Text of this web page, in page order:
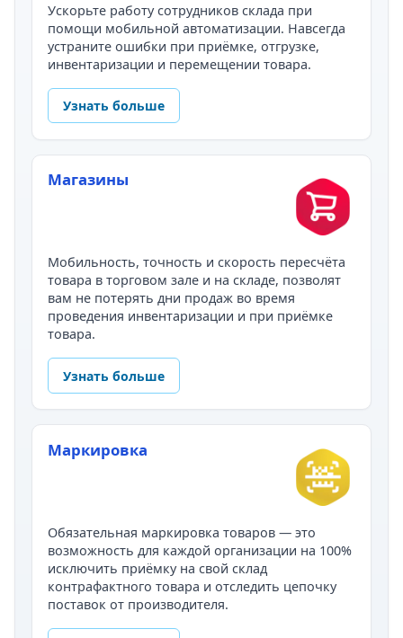
Ускорьте работу сотрудников склада при
помощи мобильной автоматизации. Навсегда
устраните ошибки при приёмке, отгрузке,
инвентаризации и перемещении товара.
Узнать больше
Магазины
Мобильность, точность и скорость пересчёта
товара в торговом зале и на складе, позволят
вам не потерять дни продаж во время
проведения инвентаризации и при приёмке
товара.
Узнать больше
Маркировка
Обязательная маркировка товаров — это
возможность для каждой организации на 100%
исключить приёмку на свой склад
контрафактного товара и отследить цепочку
поставок от производителя.